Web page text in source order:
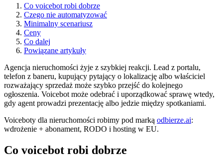
Co voicebot robi dobrze
Czego nie automatyzować
Minimalny scenariusz
Ceny
Co dalej
Powiązane artykuły
Agencja nieruchomości żyje z szybkiej reakcji. Lead z portalu,
telefon z baneru, kupujący pytający o lokalizację albo właściciel
rozważający sprzedaż może szybko przejść do kolejnego
ogłoszenia. Voicebot może odebrać i uporządkować sprawę wtedy,
gdy agent prowadzi prezentację albo jedzie między spotkaniami.
Voiceboty dla nieruchomości robimy pod marką odbierze.ai:
wdrożenie + abonament, RODO i hosting w EU.
Co voicebot robi dobrze